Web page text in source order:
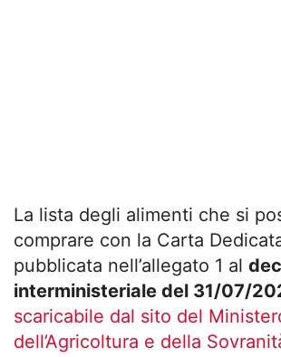
La lista degli alimenti che si
comprare con la Carta
pubblicata nell’allegato 1 al
interministeriale del 31/07/
scaricabile dal sito del
dell’Agricoltura e della